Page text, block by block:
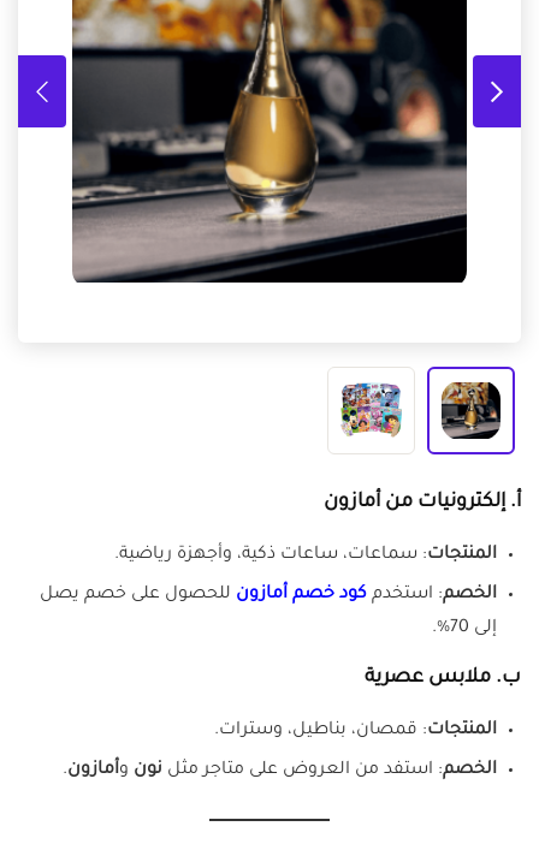
أ. إلكترونيات من أمازون
المنتجات: سماعات، ساعات ذكية، وأجهزة رياضية.
الخصم: استخدم كود خصم أمازون للحصول على خصم يصل
إلى 70%.
ب. ملابس عصرية
المنتجات: قمصان، بناطيل، وسترات.
الخصم: استفد من العروض على متاجر مثل نون وأمازون.